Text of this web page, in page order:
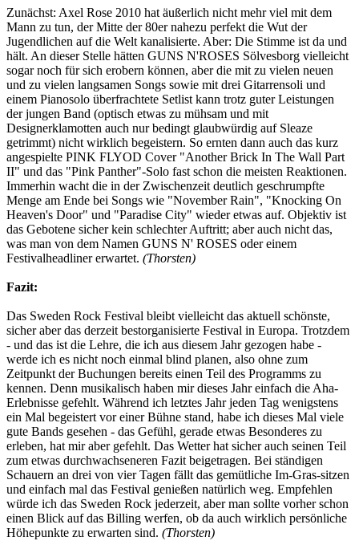
Zunächst: Axel Rose 2010 hat äußerlich nicht mehr viel mit dem
Mann zu tun, der Mitte der 80er nahezu perfekt die Wut der
Jugendlichen auf die Welt kanalisierte. Aber: Die Stimme ist da und
hält. An dieser Stelle hätten GUNS N'ROSES Sölvesborg vielleicht
sogar noch für sich erobern können, aber die mit zu vielen neuen
und zu vielen langsamen Songs sowie mit drei Gitarrensoli und
einem Pianosolo überfrachtete Setlist kann trotz guter Leistungen
der jungen Band (optisch etwas zu mühsam und mit
Designerklamotten auch nur bedingt glaubwürdig auf Sleaze
getrimmt) nicht wirklich begeistern. So ernten dann auch das kurz
angespielte PINK FLYOD Cover "Another Brick In The Wall Part
II" und das "Pink Panther"-Solo fast schon die meisten Reaktionen.
Immerhin wacht die in der Zwischenzeit deutlich geschrumpfte
Menge am Ende bei Songs wie "November Rain", "Knocking On
Heaven's Door" und "Paradise City" wieder etwas auf. Objektiv ist
das Gebotene sicher kein schlechter Auftritt; aber auch nicht das,
was man von dem Namen GUNS N' ROSES oder einem
Festivalheadliner erwartet. (Thorsten)
Fazit:
Das Sweden Rock Festival bleibt vielleicht das aktuell schönste,
sicher aber das derzeit bestorganisierte Festival in Europa. Trotzdem
- und das ist die Lehre, die ich aus diesem Jahr gezogen habe -
werde ich es nicht noch einmal blind planen, also ohne zum
Zeitpunkt der Buchungen bereits einen Teil des Programms zu
kennen. Denn musikalisch haben mir dieses Jahr einfach die Aha-
Erlebnisse gefehlt. Während ich letztes Jahr jeden Tag wenigstens
ein Mal begeistert vor einer Bühne stand, habe ich dieses Mal viele
gute Bands gesehen - das Gefühl, gerade etwas Besonderes zu
erleben, hat mir aber gefehlt. Das Wetter hat sicher auch seinen Teil
zum etwas durchwachseneren Fazit beigetragen. Bei ständigen
Schauern an drei von vier Tagen fällt das gemütliche Im-Gras-sitzen
und einfach mal das Festival genießen natürlich weg. Empfehlen
würde ich das Sweden Rock jederzeit, aber man sollte vorher schon
einen Blick auf das Billing werfen, ob da auch wirklich persönliche
Höhepunkte zu erwarten sind. (Thorsten)